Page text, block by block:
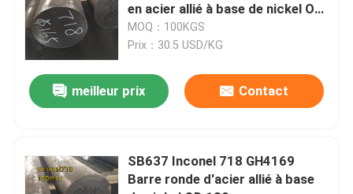
en acier allié à base de nickel OD
165 mm
MOQ：100KGS
Prix：30.5 USD/KG
meilleur prix Contact
SB637 Inconel 718 GH4169
Barre ronde d'acier allié à base